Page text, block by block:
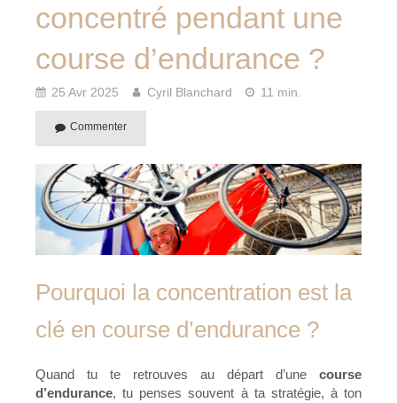
concentré pendant une
course d’endurance ?
25 Avr 2025 Cyril Blanchard 11 min.
Commenter
Pourquoi la concentration est la
clé en course d’endurance ?
Quand tu te retrouves au départ d’une course
d’endurance, tu penses souvent à ta stratégie, à ton